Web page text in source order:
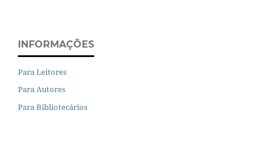
INFORMAÇÕES
Para Leitores
Para Autores
Para Bibliotecários